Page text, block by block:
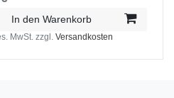
In den Warenkorb
MwSt. zzgl.Versandkosten